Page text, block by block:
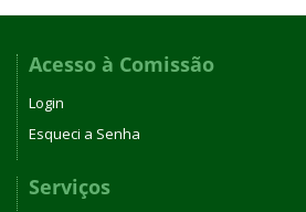
Acesso à Comissão
Login
Esqueci a Senha
Serviços